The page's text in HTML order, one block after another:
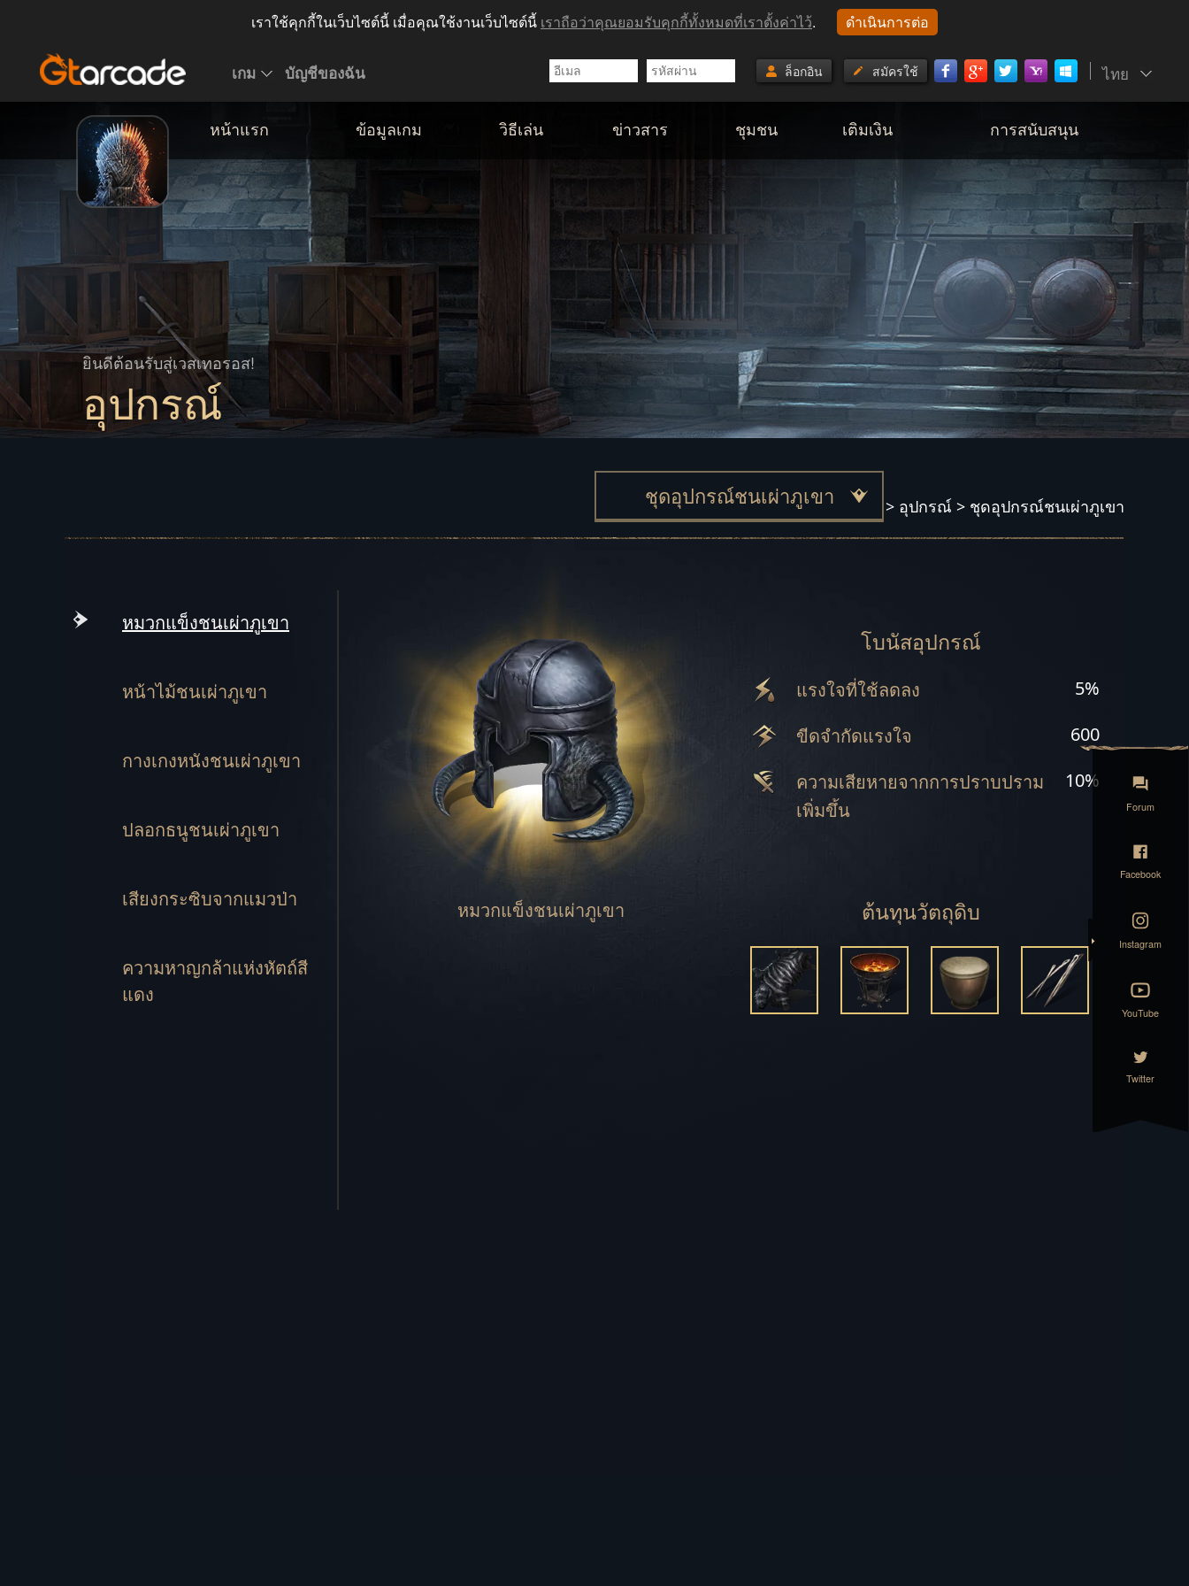
เราใช้คุกกี้ในเว็บไซต์นี้ เมื่อคุณใช้งานเว็บไซต์นี้ เราถือว่าคุณยอมรับคุกกี้ทั้งหมดที่เราตั้งค่าไว้. ดำเนินการต่อ
เกม บัญชีของฉัน ไทย
สมัครใช้
ล็อกอิน
หน้าแรก ข้อมูลเกม วิธีเล่น ข่าวสาร ชุมชน เติมเงิน การสนับสนุน
ยินดีต้อนรับสู่เวสเทอรอส!
อุปกรณ์
ชุดอุปกรณ์ชนเผ่าภูเขา
ชุดอุปกรณ์แชมเปี้ยน
ชุดอุปกรณ์นายพราน
ชุดอุปกรณ์ซันสเปียร์
ชุดอุปกรณ์เยือกแข็ง
ชุดอุปกรณ์เกียรติยศ
ชุดอุปกรณ์เมสเตอร์
หน้าแรก > อุปกรณ์ > ชุดอุปกรณ์ชนเผ่าภูเขา
หมวกแข็งชนเผ่าภูเขา
หน้าไม้ชนเผ่าภูเขา
กางเกงหนังชนเผ่าภูเขา
ปลอกธนูชนเผ่าภูเขา
เสียงกระซิบจากแมวป่า
ความหาญกล้าแห่งหัตถ์สี
แดง
หมวกแข็งชนเผ่าภูเขา
โบนัสอุปกรณ์
แรงใจที่ใช้ลดลง
5%
ขีดจำกัดแรงใจ
600
ความเสียหายจากการปราบปราม
เพิ่มขึ้น
10%
ต้นทุนวัตถุดิบ
Forum
Facebook
Instagram
YouTube
Twitter